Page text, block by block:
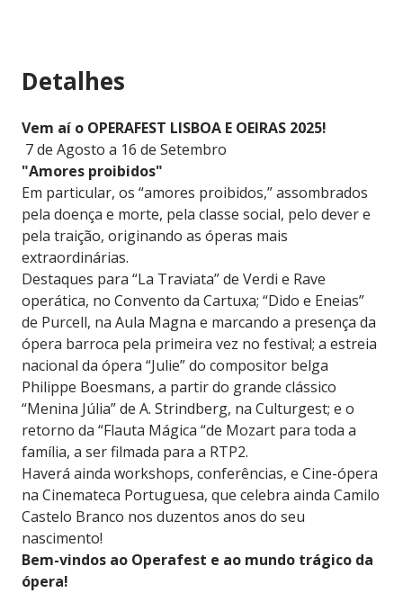
Detalhes
Vem aí o OPERAFEST LISBOA E OEIRAS 2025!
7 de Agosto a 16 de Setembro
"Amores proibidos"
Em particular, os “amores proibidos,” assombrados
pela doença e morte, pela classe social, pelo dever e
pela traição, originando as óperas mais
extraordinárias.
Destaques para “La Traviata” de Verdi e Rave
operática, no Convento da Cartuxa; “Dido e Eneias”
de Purcell, na Aula Magna e marcando a presença da
ópera barroca pela primeira vez no festival; a estreia
nacional da ópera “Julie” do compositor belga
Philippe Boesmans, a partir do grande clássico
“Menina Júlia” de A. Strindberg, na Culturgest; e o
retorno da “Flauta Mágica “de Mozart para toda a
família, a ser filmada para a RTP2.
Haverá ainda workshops, conferências, e Cine-ópera
na Cinemateca Portuguesa, que celebra ainda Camilo
Castelo Branco nos duzentos anos do seu
nascimento!
Bem-vindos ao Operafest e ao mundo trágico da
ópera!